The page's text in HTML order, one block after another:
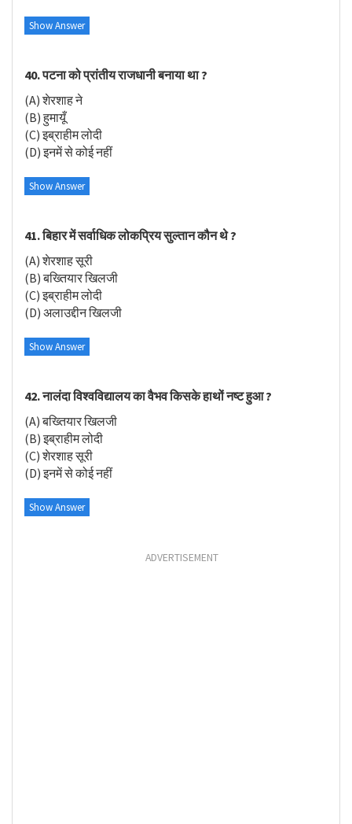
Show Answer
40. पटना को प्रांतीय राजधानी बनाया था ?
(A) शेरशाह ने
(B) हुमायूँ
(C) इब्राहीम लोदी
(D) इनमें से कोई नहीं
Show Answer
41. बिहार में सर्वाधिक लोकप्रिय सुल्तान कौन थे ?
(A) शेरशाह सूरी
(B) बख्तियार खिलजी
(C) इब्राहीम लोदी
(D) अलाउद्दीन खिलजी
Show Answer
42. नालंदा विश्वविद्यालय का वैभव किसके हाथों नष्ट हुआ ?
(A) बख्तियार खिलजी
(B) इब्राहीम लोदी
(C) शेरशाह सूरी
(D) इनमें से कोई नहीं
Show Answer
ADVERTISEMENT